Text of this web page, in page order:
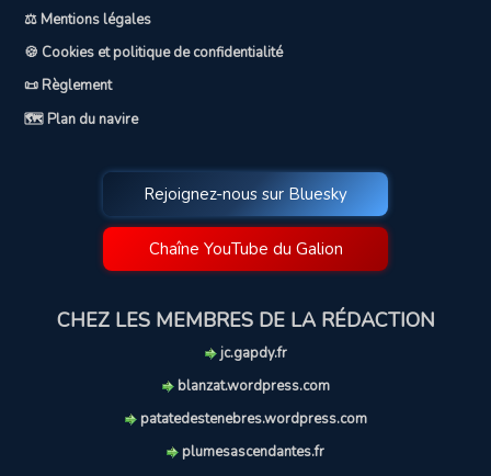
⚖️ Mentions légales
🍪 Cookies et politique de confidentialité
📜 Règlement
🗺️ Plan du navire
Rejoignez-nous sur Bluesky
Chaîne YouTube du Galion
CHEZ LES MEMBRES DE LA RÉDACTION
jc.gapdy.fr
blanzat.wordpress.com
patatedestenebres.wordpress.com
plumesascendantes.fr